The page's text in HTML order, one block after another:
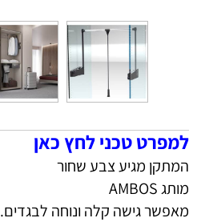
למפרט טכני לחץ כאן
המתקן מגיע צבע שחור
מותג AMBOS
מאפשר גישה קלה ונוחה לבגדים.